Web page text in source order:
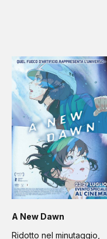
A New Dawn
Ridotto nel minutaggio,